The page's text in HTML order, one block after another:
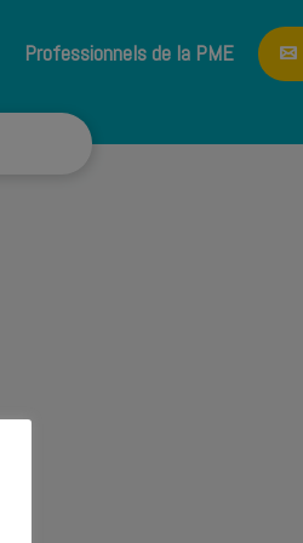
Professionnels de la PME
A propos